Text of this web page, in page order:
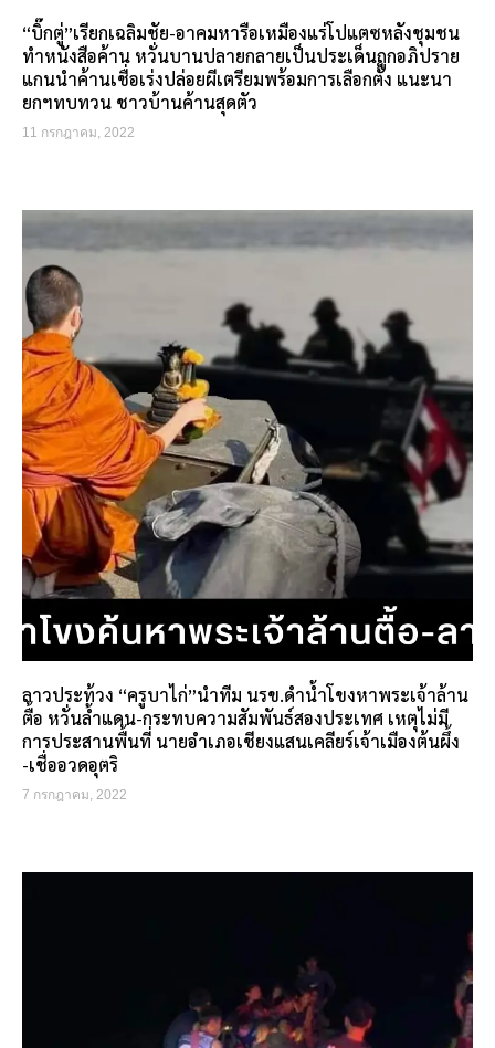
“บิ๊กตู่”เรียกเฉลิมชัย-อาคมหารือเหมืองแร่โปแตซหลังชุมชน
ทำหนังสือค้าน หวั่นบานปลายกลายเป็นประเด็นถูกอภิปราย
แกนนำค้านเชื่อเร่งปล่อยผีเตรียมพร้อมการเลือกตั้ง แนะนา
ยกฯทบทวน ชาวบ้านค้านสุดตัว
11 กรกฎาคม, 2022
ลาวประท้วง “ครูบาไก่”นำทีม นรข.ดำน้ำโขงหาพระเจ้าล้าน
ตื้อ หวั่นล้ำแดน-กระทบความสัมพันธ์สองประเทศ เหตุไม่มี
การประสานพื้นที่ นายอำเภอเชียงแสนเคลียร์เจ้าเมืองต้นผึ้ง
-เชื่ออวดอุตริ
7 กรกฎาคม, 2022